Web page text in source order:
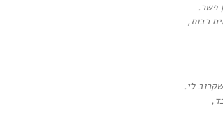
פשר.
רבות,
לי.
,